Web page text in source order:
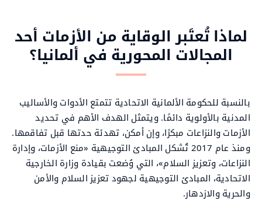
لماذا تُعتَبر الوقاية من الأزمات أحد
المجالات المحورية في ألمانيا؟
بالنسبة للحكومة الألمانية الاتحادية تتمتع الأدوات والأساليب
المدنية بالأولوية دائمًا. ويتمثل الهدف الأهم في تحديد
الأزمات والنزاعات مبكرًا، وإن أمكن، تهدئة حدتها قبل تفاقمها.
ومنذ عام 2017 تُشكل المبادئ التوجيهية «منع الأزمات، وإدارة
النزاعات، وتعزيز السلام»، التي وُضعت بقيادة وزارة الخارجية
الاتحادية، المبادئ التوجيهية لجهود تعزيز السلام والأمن
والحرية والازدهار.